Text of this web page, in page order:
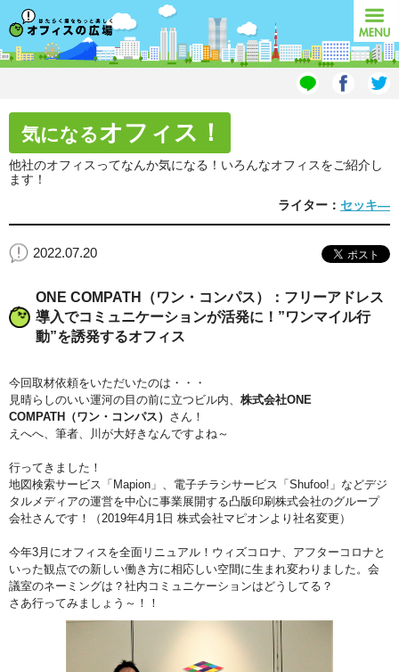
オフィスの広場 MENU
気になるオフィス！
他社のオフィスってなんか気になる！いろんなオフィスをご紹介し
ます！
ライター： セッキ―
2022.07.20
ONE COMPATH（ワン・コンパス）：フリーアドレス
導入でコミュニケーションが活発に！”ワンマイル行
動”を誘発するオフィス
今回取材依頼をいただいたのは・・・
見晴らしのいい運河の目の前に立つビル内、 株式会社ONE
COMPATH（ワン・コンパス） さん！
えへへ、筆者、川が大好きなんですよね～
行ってきました！
地図検索サービス「Mapion」、電子チラシサービス「Shufoo!」などデジ
タルメディアの運営を中心に事業展開する凸版印刷株式会社のグループ
会社さんです！
（2019年4月1日 株式会社マピオンより社名変更）
今年3月にオフィスを全面リニュアル！ウィズコロナ、アフターコロナと
いった観点での新しい働き方に相応しい空間に生まれ変わりました。会
議室のネーミングは？社内コミュニケーションはどうしてる？
さあ行ってみましょう～！！